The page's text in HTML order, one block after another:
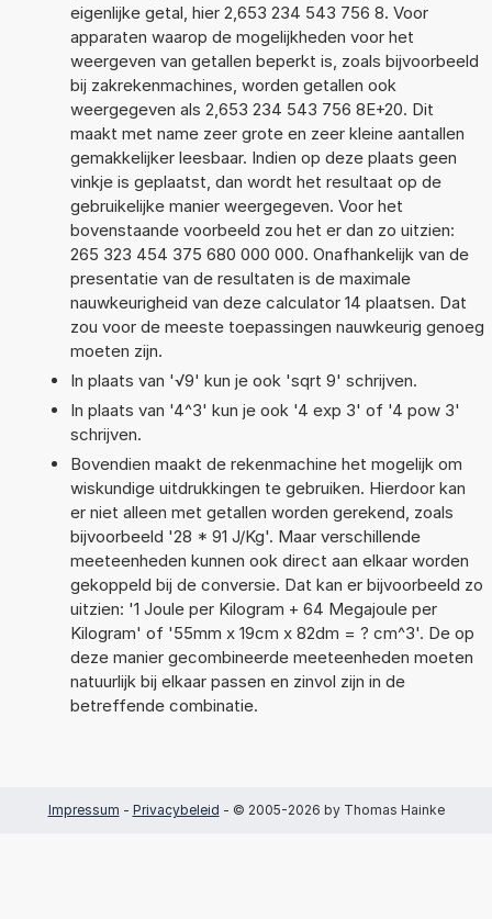
eigenlijke getal, hier 2,653 234 543 756 8. Voor
apparaten waarop de mogelijkheden voor het
weergeven van getallen beperkt is, zoals bijvoorbeeld
bij zakrekenmachines, worden getallen ook
weergegeven als 2,653 234 543 756 8E+20. Dit
maakt met name zeer grote en zeer kleine aantallen
gemakkelijker leesbaar. Indien op deze plaats geen
vinkje is geplaatst, dan wordt het resultaat op de
gebruikelijke manier weergegeven. Voor het
bovenstaande voorbeeld zou het er dan zo uitzien:
265 323 454 375 680 000 000. Onafhankelijk van de
presentatie van de resultaten is de maximale
nauwkeurigheid van deze calculator 14 plaatsen. Dat
zou voor de meeste toepassingen nauwkeurig genoeg
moeten zijn.
In plaats van '√9' kun je ook 'sqrt 9' schrijven.
In plaats van '4^3' kun je ook '4 exp 3' of '4 pow 3'
schrijven.
Bovendien maakt de rekenmachine het mogelijk om
wiskundige uitdrukkingen te gebruiken. Hierdoor kan
er niet alleen met getallen worden gerekend, zoals
bijvoorbeeld '28 * 91 J/Kg'. Maar verschillende
meeteenheden kunnen ook direct aan elkaar worden
gekoppeld bij de conversie. Dat kan er bijvoorbeeld zo
uitzien: '1 Joule per Kilogram + 64 Megajoule per
Kilogram' of '55mm x 19cm x 82dm = ? cm^3'. De op
deze manier gecombineerde meeteenheden moeten
natuurlijk bij elkaar passen en zinvol zijn in de
betreffende combinatie.
Impressum - Privacybeleid - © 2005-2026 by Thomas Hainke